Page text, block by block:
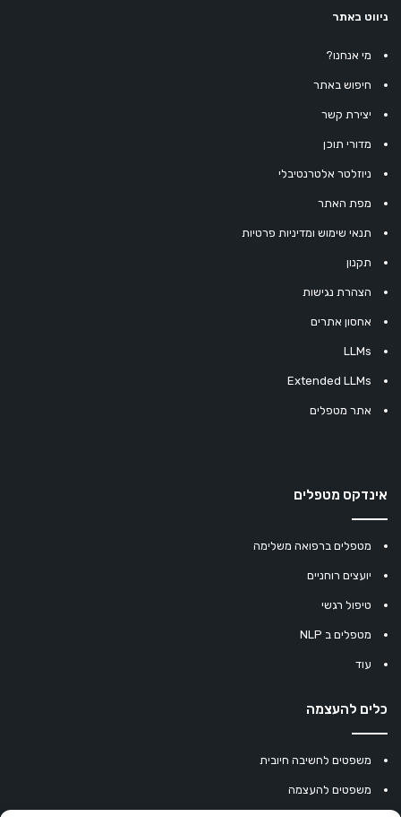
ניווט באתר
מי אנחנו?
חיפוש באתר
יצירת קשר
מדורי תוכן
ניוזלטר אלטרנטיבלי
מפת האתר
תנאי שימוש ומדיניות פרטיות
תקנון
הצהרת נגישות
אחסון אתרים
LLMs
Extended LLMs
אתר מטפלים
אינדקס מטפלים
מטפלים ברפואה משלימה
יועצים רוחניים
טיפול רגשי
מטפלים ב NLP
עוד
כלים להעצמה
משפטים לחשיבה חיובית
משפטים להעצמה